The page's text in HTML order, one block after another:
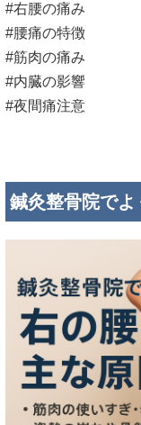
#右腰の痛み
#腰痛の特徴
#筋肉の痛み
#内臓の影響
#夜間痛注意
鍼灸整骨院でよ